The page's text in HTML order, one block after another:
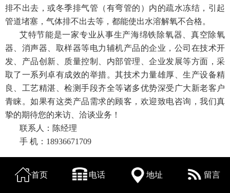
排不出去，或冬季排气管（有弯管的）内的疏水冻结，引起
管道堵塞，气体排不出去等，都能使出水溶解氧不合格。
艾特节能是一家专业从事生产海绵铁除氧器、真空除氧
器、消声器、取样器等电力辅机产品的企业，公司在技术开
发、产品创新、质量控制、内部管理、企业发展等方面，采
取了一系列卓有成效的举措。其技术力量雄厚、生产设备精
良、工艺精湛、检测手段齐全等诸多优势深受广大新老客户
青睐。如果有这类产品需求的顾客，欢迎致电咨询，我们真
挚的期待您的来访、洽谈业务！
联系人：陈经理
手 机：18936671709
首页 电话 地址 留言